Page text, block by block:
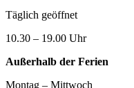
Täglich geöffnet
10.30 – 19.00 Uhr
Außerhalb der Ferien
Montag – Mittwoch